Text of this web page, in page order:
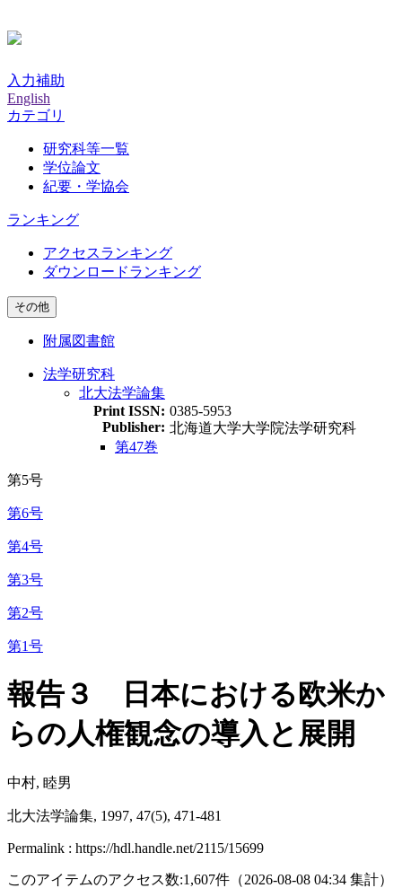
入力補助
English
カテゴリ
研究科等一覧
学位論文
紀要・学協会
ランキング
アクセスランキング
ダウンロードランキング
その他
附属図書館
法学研究科
北大法学論集
Print ISSN: 0385-5953
Publisher: 北海道大学大学院法学研究科
第47巻
第5号
第6号
第4号
第3号
第2号
第1号
報告３ 日本における欧米か
らの人権観念の導入と展開
中村, 睦男
北大法学論集, 1997, 47(5), 471-481
Permalink : https://hdl.handle.net/2115/15699
このアイテムのアクセス数:1,607件 （2026-08-08 04:34 集計）